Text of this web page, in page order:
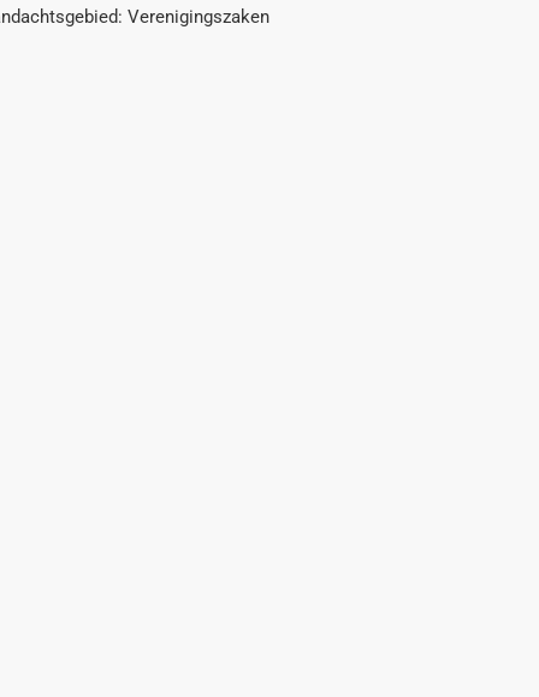
Verenigingszaken